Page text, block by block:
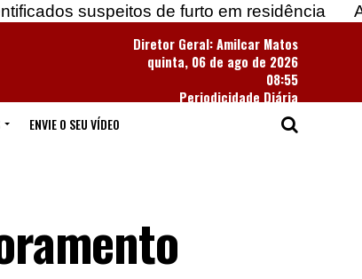
de furto em residência
Apreendidas
Diretor Geral: Amilcar Matos
quinta, 06 de ago de 2026
08:55
Periodicidade Diária
ENVIE O SEU VÍDEO